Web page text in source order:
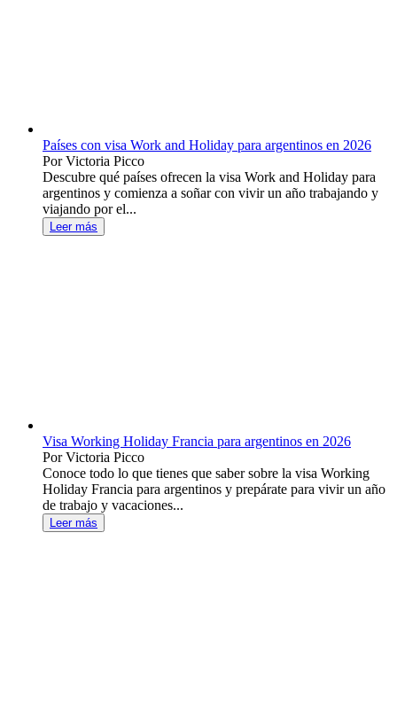
Países con visa Work and Holiday para argentinos en 2026
Por Victoria Picco
Descubre qué países ofrecen la visa Work and Holiday para
argentinos y comienza a soñar con vivir un año trabajando y
viajando por el...
Leer más
Visa Working Holiday Francia para argentinos en 2026
Por Victoria Picco
Conoce todo lo que tienes que saber sobre la visa Working
Holiday Francia para argentinos y prepárate para vivir un año
de trabajo y vacaciones...
Leer más